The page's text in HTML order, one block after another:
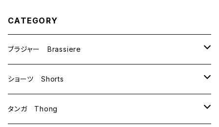
CATEGORY
ブラジャー Brassiere
B70
B75
ショーツ Shorts
M
タンガ Thong